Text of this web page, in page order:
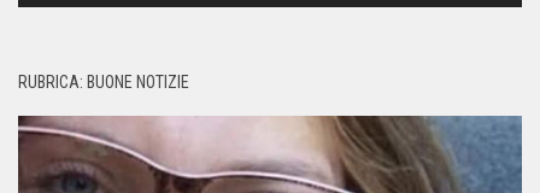
RUBRICA: BUONE NOTIZIE